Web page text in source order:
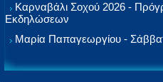
Καρναβάλι Σοχού 2026 -
Εκδηλώσεων
Μαρία Παπαγεωργίου -